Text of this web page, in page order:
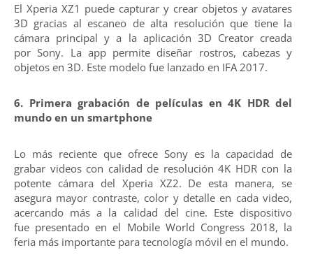
El Xperia XZ1 puede capturar y crear objetos y avatares
3D gracias al escaneo de alta resolución que tiene la
cámara principal y a la aplicación 3D Creator creada
por Sony. La app permite diseñar rostros, cabezas y
objetos en 3D. Este modelo fue lanzado en IFA 2017.
6. Primera grabación de películas en 4K HDR del
mundo en un smartphone
Lo más reciente que ofrece Sony es la capacidad de
grabar videos con calidad de resolución 4K HDR con la
potente cámara del Xperia XZ2. De esta manera, se
asegura mayor contraste, color y detalle en cada video,
acercando más a la calidad del cine. Este dispositivo
fue presentado en el Mobile World Congress 2018, la
feria más importante para tecnología móvil en el mundo.